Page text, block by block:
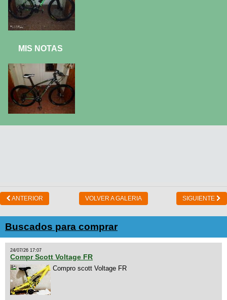
MIS NOTAS
ANTERIOR VOLVER A GALERIA SIGUIENTE
Buscados para comprar
24/07/26 17:07
Compr Scott Voltage FR
Compro scott Voltage FR